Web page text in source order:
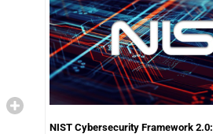
NIST Cybersecurity Framework